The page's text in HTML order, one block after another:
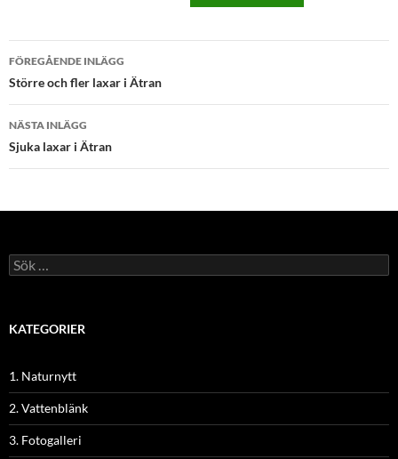
Inläggsnavigering
FÖREGÅENDE INLÄGG
Större och fler laxar i Ätran
NÄSTA INLÄGG
Sjuka laxar i Ätran
Sök
efter:
KATEGORIER
1. Naturnytt
2. Vattenblänk
3. Fotogalleri